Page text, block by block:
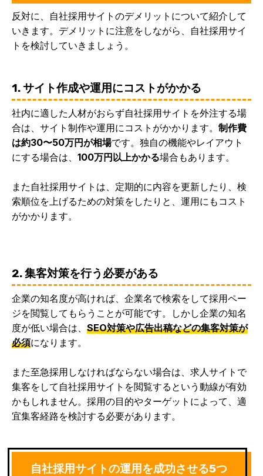
反対に、自社採用サイトのデメリットについて紹介して
いきます。デメリットに注意をしながら、自社採用サイ
トを検討していきましょう。
1. サイト作成や運用にコストがかかる
社内に適した人材がおらず自社採用サイトを外注する場
合は、サイト制作や運用にコストがかかります。 制作費
は約30〜50万円が相場です。独自の機能やレイアウト
にする場合は、 100万円以上かかる場合 もあります。
また自社採用サイトは、定期的に内容を更新したり、検
索順位を上げるための対策をしたりと、運用にもコスト
がかかります。
2. 集客対策を行う必要がある
企業の知名度が高ければ、企業名で検索をして採用ペー
ジを閲覧してもらうことが可能です。しかし企業の知名
度が低い場合は、 SEO対策や広告出稿などの集客対策が
必須になります。
また至急採用しなければならない場合は、求人サイトで
集客をして自社採用サイトを閲覧するという動線が有効
かもしれません。採用の目的やターゲットによって、適
宜集客経路を検討する必要があります。
自社採用サイトの運用を成功させる5つ